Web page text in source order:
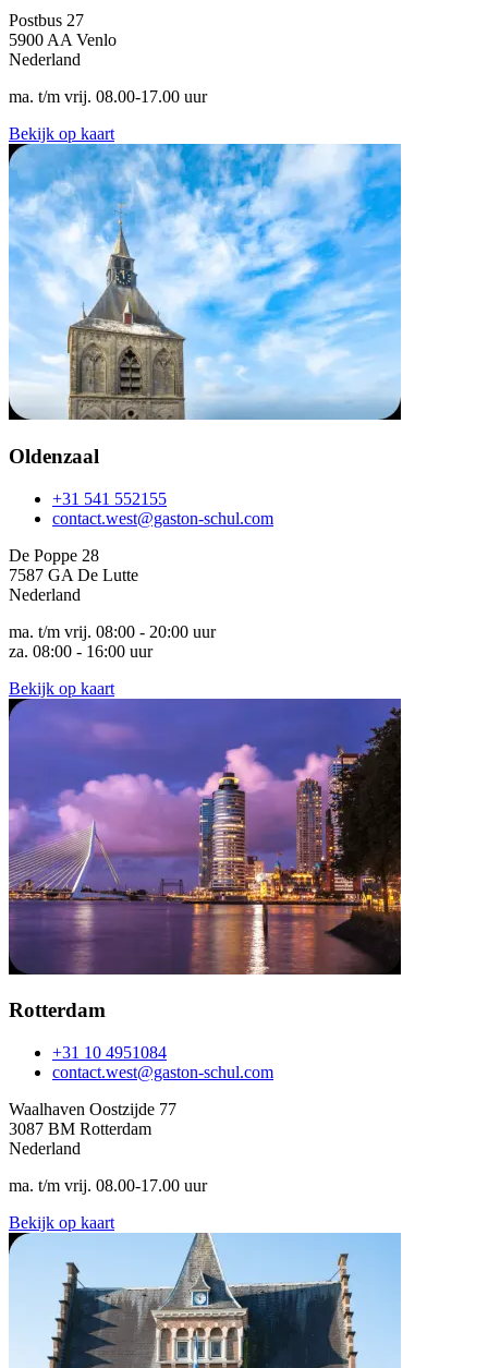
Postbus 27
5900 AA Venlo
Nederland
ma. t/m vrij. 08.00-17.00 uur
Bekijk op kaart
Oldenzaal
+31 541 552155
contact.west@gaston-schul.com
De Poppe 28
7587 GA De Lutte
Nederland
ma. t/m vrij. 08:00 - 20:00 uur
za. 08:00 - 16:00 uur
Bekijk op kaart
Rotterdam
+31 10 4951084
contact.west@gaston-schul.com
Waalhaven Oostzijde 77
3087 BM Rotterdam
Nederland
ma. t/m vrij. 08.00-17.00 uur
Bekijk op kaart